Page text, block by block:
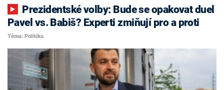
Pavel vs. Babiš? Experti zmiňují pro a proti
Téma: Politika